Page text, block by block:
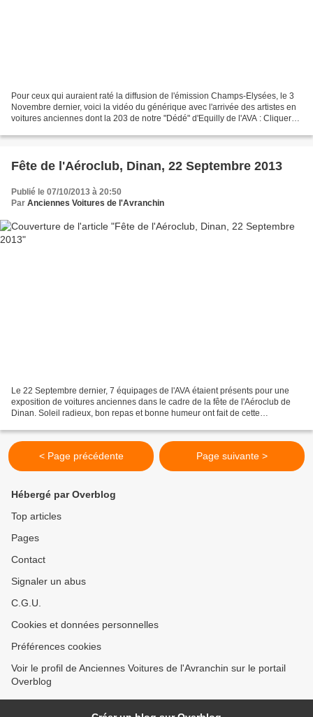
Pour ceux qui auraient raté la diffusion de l'émission Champs-Elysées, le 3
Novembre dernier, voici la vidéo du générique avec l'arrivée des artistes en
voitures anciennes dont la 203 de notre "Dédé" d'Equilly de l'AVA : Cliquer
Fête de l'Aéroclub, Dinan, 22 Septembre 2013
Publié le 07/10/2013 à 20:50
Par Anciennes Voitures de l'Avranchin
Le 22 Septembre dernier, 7 équipages de l'AVA étaient présents pour une
exposition de voitures anciennes dans le cadre de la fête de l'Aéroclub de
Dinan. Soleil radieux, bon repas et bonne humeur ont fait de cette
< Page précédente Page suivante >
Hébergé par Overblog
Top articles
Pages
Contact
Signaler un abus
C.G.U.
Cookies et données personnelles
Préférences cookies
Voir le profil de Anciennes Voitures de l'Avranchin sur le portail
Overblog